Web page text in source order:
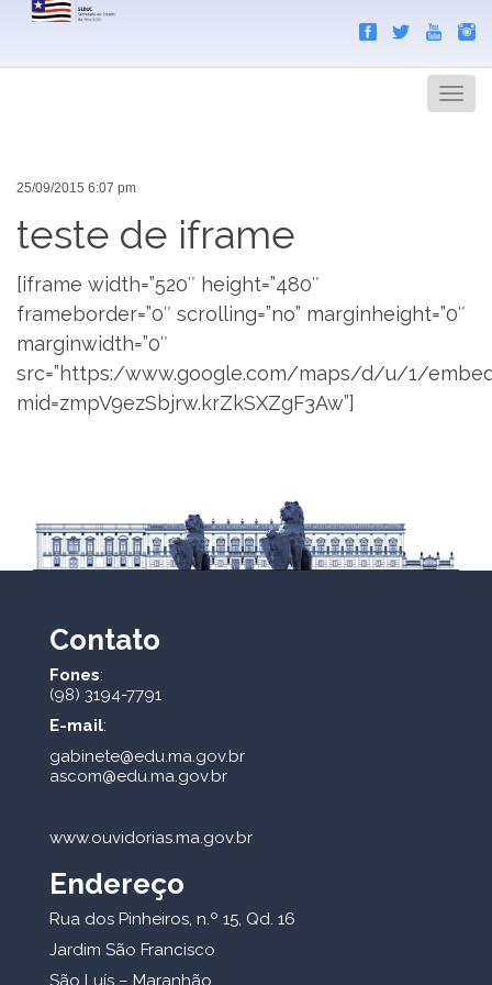
Menu
25/09/2015 6:07 pm
teste de iframe
[iframe width=”520″ height=”480″
frameborder=”0″ scrolling=”no” marginheight=”0″
marginwidth=”0″
src=”https:/www.google.com/maps/d/u/1/
mid=zmpV9ezSbjrw.krZkSXZgF3Aw”]
Contato
Fones:
(98) 3194-7791
E-mail:
gabinete@edu.ma.gov.br
ascom@edu.ma.gov.br
www.ouvidorias.ma.gov.br
Endereço
Rua dos Pinheiros, n.º 15, Qd. 16
Jardim São Francisco
São Luís – Maranhão